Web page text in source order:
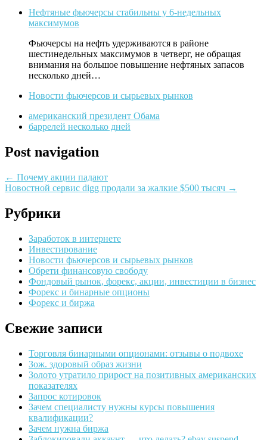
Нефтяные фьючерсы стабильны у 6-недельных
максимумов
Фьючерсы на нефть удерживаются в районе
шестинедельных максимумов в четверг, не обращая
внимания на большое повышение нефтяных запасов
несколько дней…
Новости фьючерсов и сырьевых рынков
американский президент Обама
баррелей несколько дней
Post navigation
← Почему акции падают
Новостной сервис digg продали за жалкие $500 тысяч →
Рубрики
Заработок в интернете
Инвестирование
Новости фьючерсов и сырьевых рынков
Обрети финансовую свободу
Фондовый рынок, форекс, акции, инвестиции в бизнес
Форекс и бинарные опционы
Форекс и биржа
Свежие записи
Торговля бинарными опционами: отзывы о подвохе
Зож. здоровый образ жизни
Золото утратило прирост на позитивных американских
показателях
Запрос котировок
Зачем специалисту нужны курсы повышения
квалификации?
Зачем нужна биржа